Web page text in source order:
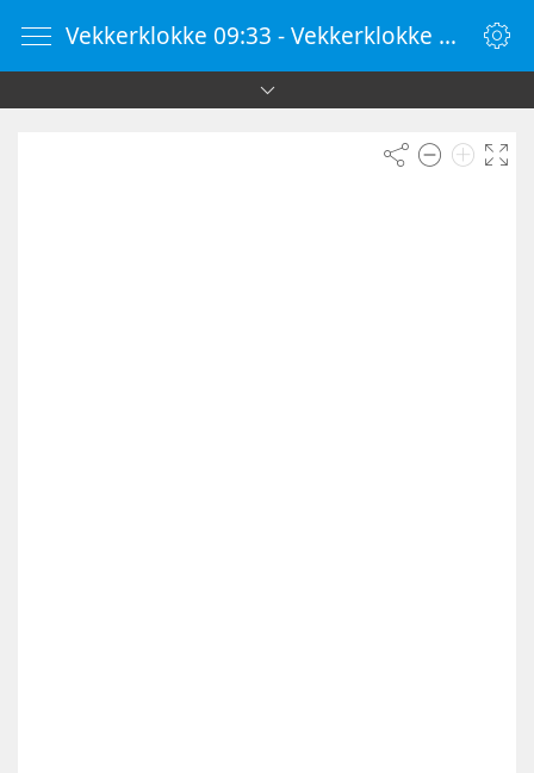
Vekkerklokke 09:33 - Vekkerklokke Online